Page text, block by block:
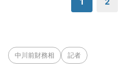
中川前財務相 記者